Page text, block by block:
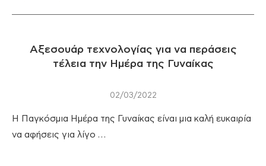
Αξεσουάρ τεχνολογίας για να περάσεις
τέλεια την Ημέρα της Γυναίκας
02/03/2022
Η Παγκόσμια Ημέρα της Γυναίκας είναι μια καλή ευκαιρία
να αφήσεις για λίγο …